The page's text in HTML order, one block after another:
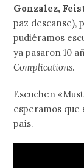
Gonzalez,
paz descanse),
pudiéramos
ya pasaron 10
Complications.
Escuchen
esperamos que
país.